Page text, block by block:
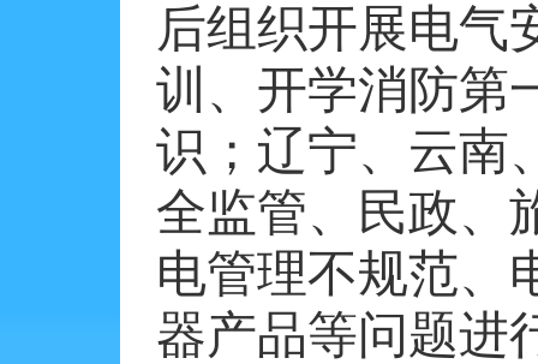
后组织开展电气
训、开学消防第
识；辽宁、云南
全监管、民政、
电管理不规范、
器产品等问题进